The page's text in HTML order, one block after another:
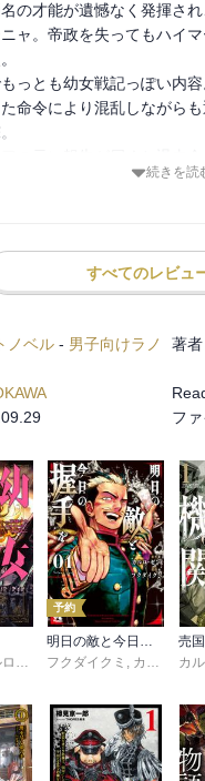
の才能が遺憾なく発揮さ
ャ。帝政を失ってもハイ
っとも幼女戦記っぽい内容
命令により混乱しながら
斬首戦術をメーベールト
攻撃。連邦の第二方面軍
撃。
続きを読
すべてのレビュ
ノベル - 男子向けラノ
著者
フ
ン ,篠月しのぶ
予約
フクダイクミ
カルロ・ゼン
売
カ